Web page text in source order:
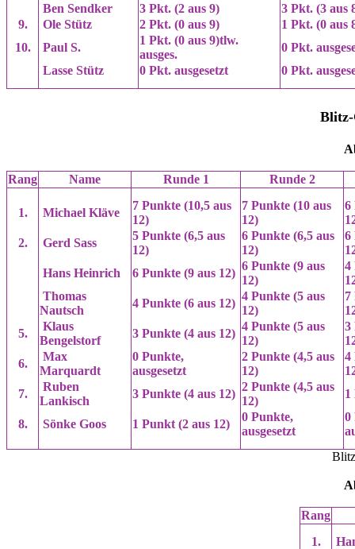
Ben Sendker
3 Pkt. (2 aus 9)
3 Pkt. (3 aus
9.
Ole Stütz 2 Pkt. (0 aus 9)
1 Pkt. (0 aus
10.
Paul S.
1 Pkt. (0 aus 9)tlw.
ausges.
0 Pkt.
Lasse Stütz
0 Pkt. ausgesetzt 0 Pkt.
Rang Name Runde 1 Runde 2
1. Michael Kläve
7 Punkte (10,5 aus
12)
7 Punkte (10 aus
12)
6
2.
Gerd Sass
5 Punkte (6,5 aus
12)
6 Punkte (6,5 aus
12)
6
Hans Heinrich
6 Punkte (9 aus 12)
6 Punkte (9 aus
12)
4
Thomas
Nautsch
4 Punkte (6 aus 12)
4 Punkte (5 aus
12)
7
5.
Klaus
Bengelstorf
3 Punkte (4 aus 12)
4 Punkte (5 aus
12)
3
6.
Max
Marquardt
0 Punkte,
ausgesetzt
2 Punkte (4,5 aus
12)
4
7.
Ruben
Lankisch
3 Punkte (4 aus 12)
2 Punkte (4,5 aus
12)
1
8. Sönke Goos 1 Punkt (2 aus 12)
0 Punkte,
ausgesetzt
0
Rang
1.